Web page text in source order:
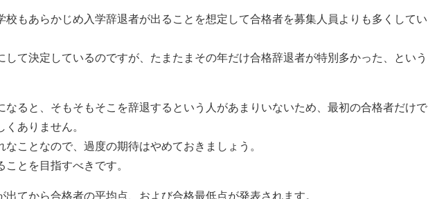
校もあらかじめ入学辞退者が出ることを想定して合格者を募集人員よりも多くしてい
して決定しているのですが、たまたまその年だけ合格辞退者が特別多かった、という
なると、そもそもそこを辞退するという人があまりいないため、最初の合格者だけで
ありません。
ことなので、過度の期待はやめておきましょう。
とを目指すべきです。
てから合格者の平均点、および合格最低点が発表されます。